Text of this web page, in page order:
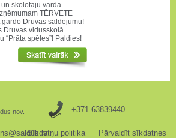
skolotāju vārdā
TĒRVETE
Druvas saldējumu!
Druvas vidusskolā
“Prāta spēles”! Paldies!
nov. +371 63839440
Sīkdatņu politika Pārvaldīt sīkdatnes